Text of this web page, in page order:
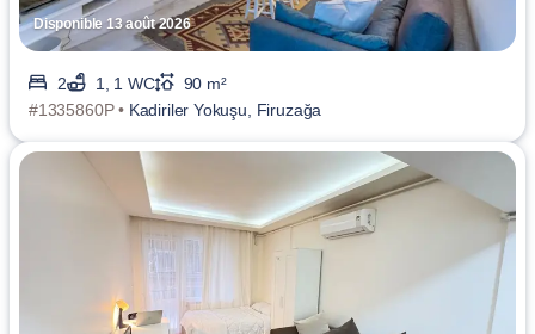
Disponible 13 août 2026
2 1, 1 WC
90 m²
#1335860P • Kadiriler Yokuşu, Firuzağa